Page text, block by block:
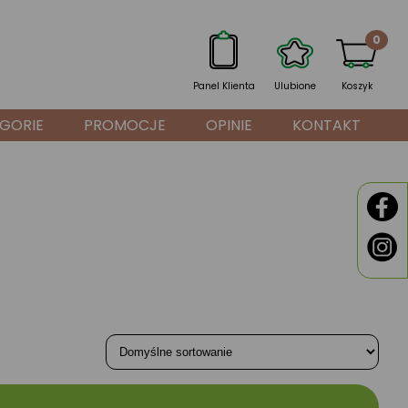
Panel Klienta Ulubione Koszyk
0
PROMOCJE OPINIE KONTAKT